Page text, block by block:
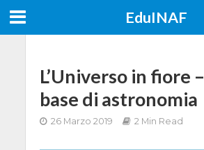
EduINAF
L’Universo in fiore
base di astronomia
26 Marzo 2019 2 Min Read